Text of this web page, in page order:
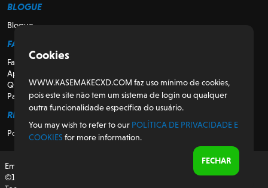
BLOGUE
Blogue
FALE CONOSCO
Fale Conosco
Apoio
Quem somos
Para Revendedores
REGULATÓRIO
Política de Privacidade e Cookies
Em colaboração com a Conservation By Design (CXD)
©1987-2026 AG/CAD Limited
Cookies
WWW.KASEMAKECXD.COM faz uso mínimo de cookies,
pois este site não tem um sistema de login ou qualquer
outra funcionalidade específica do usuário.
You may wish to refer to our POLÍTICA DE PRIVACIDADE E
COOKIES for more information.
FECHAR